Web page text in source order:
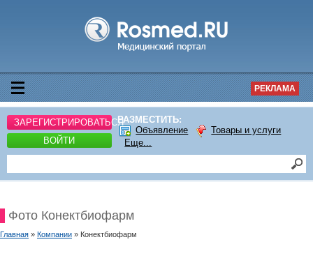
РЕКЛАМА
ЗАРЕГИСТРИРОВАТЬСЯ
ВОЙТИ
РАЗМЕСТИТЬ:
Объявление
Товары и услуги
Еще...
Фото Конектбиофарм
Главная » Компании » Конектбиофарм